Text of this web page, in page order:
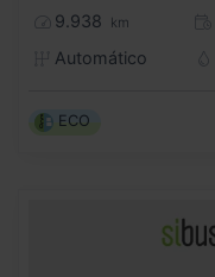
9.938 km
Automático
ECO